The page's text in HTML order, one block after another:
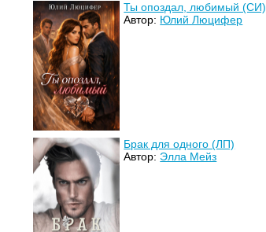
Ты опоздал, любимый (СИ)
Автор: Юлий Люцифер
Брак для одного (ЛП)
Автор: Элла Мейз